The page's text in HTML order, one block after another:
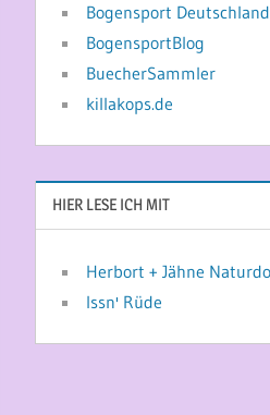
Bogensport Deutschland
BogensportBlog
BuecherSammler
killakops.de
HIER LESE ICH MIT
Herbort + Jähne
Issn' Rüde